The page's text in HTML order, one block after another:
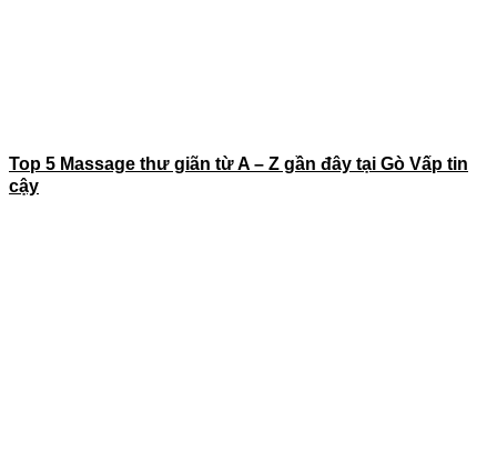
Top 5 Massage thư giãn từ A – Z gần đây tại Gò Vấp tin
cậy